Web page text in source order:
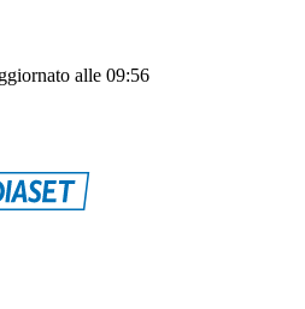
alle 09:56